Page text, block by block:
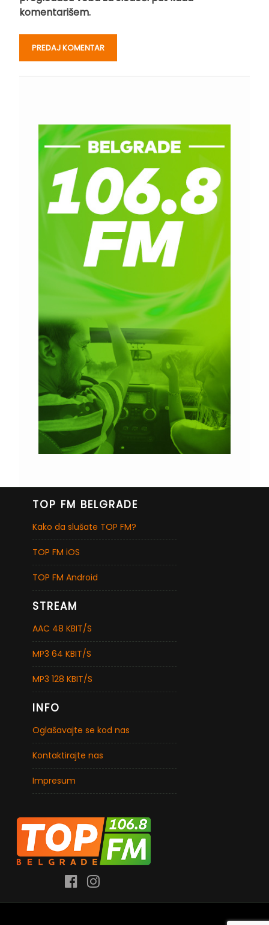
komentarišem.
TOP FM BELGRADE
Kako da slušate TOP FM?
TOP FM iOS
TOP FM Android
STREAM
AAC 48 KBIT/S
MP3 64 KBIT/S
MP3 128 KBIT/S
INFO
Oglašavajte se kod nas
Kontaktirajte nas
Impresum